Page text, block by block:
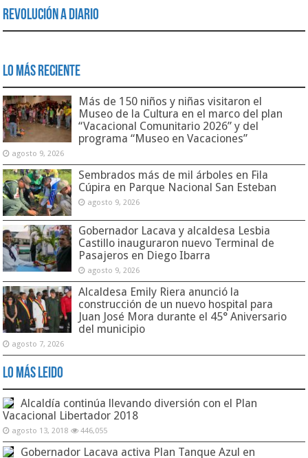
Revolución a Diario
Lo Más Reciente
Más de 150 niños y niñas visitaron el
Museo de la Cultura en el marco del plan
“Vacacional Comunitario 2026” y del
programa “Museo en Vacaciones”
agosto 9, 2026
Sembrados más de mil árboles en Fila
Cúpira en Parque Nacional San Esteban
agosto 9, 2026
Gobernador Lacava y alcaldesa Lesbia
Castillo inauguraron nuevo Terminal de
Pasajeros en Diego Ibarra
agosto 9, 2026
Alcaldesa Emily Riera anunció la
construcción de un nuevo hospital para
Juan José Mora durante el 45° Aniversario
del municipio
agosto 7, 2026
Lo Más Leido
Alcaldía continúa llevando diversión con el Plan
Vacacional Libertador 2018
agosto 13, 2018 446,055
Gobernador Lacava activa Plan Tanque Azul en